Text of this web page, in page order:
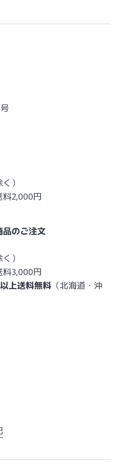
）
2,000円
品のご注文
）
3,000円
上送料無料 （北海道・沖